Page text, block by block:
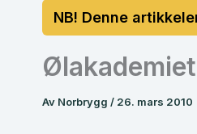
Ølakademiet
Av Norbrygg / 26. mars 2010